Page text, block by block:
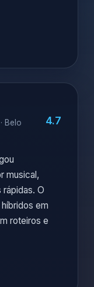
Belo
4.7
musical,
O
em
roteiros e